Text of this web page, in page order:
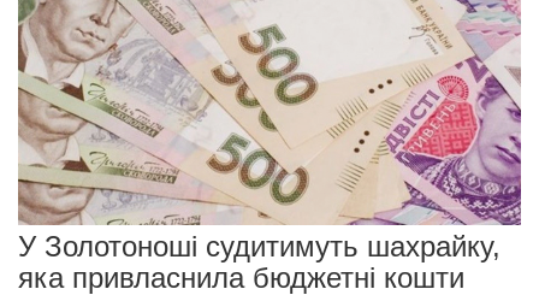
У Золотоноші судитимуть шахрайку,
яка привласнила бюджетні кошти